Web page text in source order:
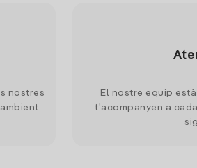
nostres
El nostre equip
t'acompanyen a